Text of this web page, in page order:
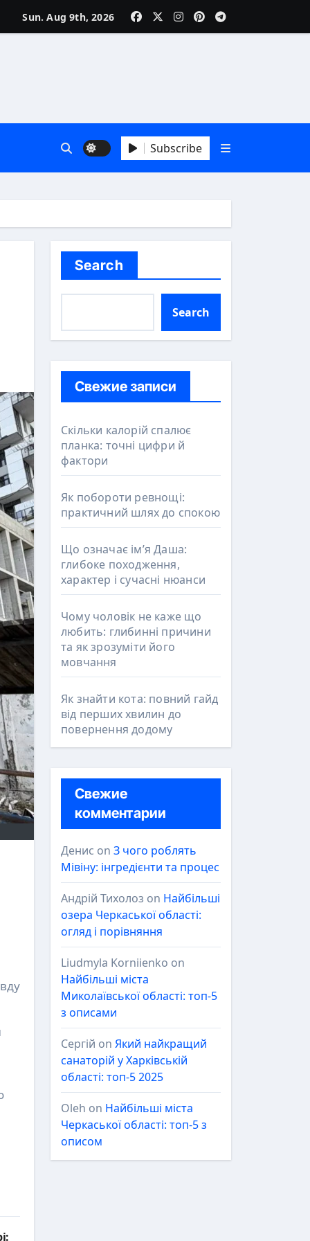
Sun. Aug 9th, 2026
Subscribe
Search
Search
Свежие записи
Скільки калорій спалює
планка: точні цифри й
фактори
Як побороти ревнощі:
практичний шлях до спокою
Що означає ім’я Даша:
глибоке походження,
характер і сучасні нюанси
Чому чоловік не каже що
любить: глибинні причини
та як зрозуміти його
мовчання
Як знайти кота: повний гайд
від перших хвилин до
повернення додому
Свежие
комментарии
Денис on З чого роблять
Мівіну: інгредієнти та процес
Андрій Тихолоз on Найбільші
озера Черкаської області:
огляд і порівняння
Liudmyla Korniienko on
Найбільші міста
Миколаївської області: топ-5
з описами
Сергій on Який найкращий
санаторій у Харківській
області: топ-5 2025
Oleh on Найбільші міста
Черкаської області: топ-5 з
описом